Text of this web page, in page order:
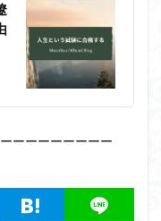
ーーーーーーーー